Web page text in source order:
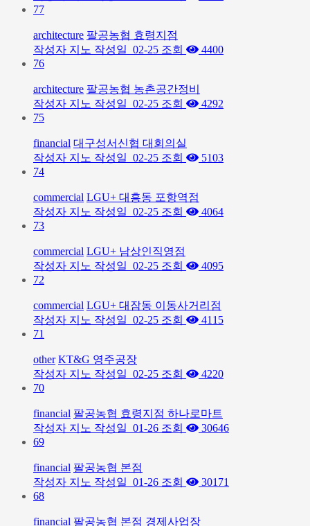
77
architecture 팔공농협 효령지점
작성자 지노 작성일 02-25 조회
4400
76
architecture 팔공농협 농촌공간정비
작성자 지노 작성일 02-25 조회
4292
75
financial 대구성서신협 대회의실
작성자 지노 작성일 02-25 조회
5103
74
commercial LGU+ 대흥동 포항역점
작성자 지노 작성일 02-25 조회
4064
73
commercial LGU+ 남상인직영점
작성자 지노 작성일 02-25 조회
4095
72
commercial LGU+ 대잠동 이동사거리점
작성자 지노 작성일 02-25 조회
4115
71
other KT&G 영주공장
작성자 지노 작성일 02-25 조회
4220
70
financial 팔공농협 효령지점 하나로마트
작성자 지노 작성일 01-26 조회
30646
69
financial 팔공농협 본점
작성자 지노 작성일 01-26 조회
30171
68
financial 팔공농협 본점 경제사업장